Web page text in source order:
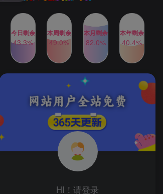
AI制作美女图片，暴力吸引
男粉，收益轻松突破四位
数，操作简单 上手难度低
2年前 1W+人已阅读
TOP3
2024年最新玩法转转无货源
电商，新手小白 简单操作，
长期稳定 日收入500＋
2年前 1W+人已阅读
TOP4
发行人计划蛋仔派对全新玩
法，一天3000＋，蓝海暴力
变现2年前
公众号S粉新玩法，简单操
作、多重变现，每日收益1k
2年前
TOP6
今日剩余
43.3%
本周剩余
49.0%
本月剩余
82.0%
本年剩余
40.4%
HI！请登录